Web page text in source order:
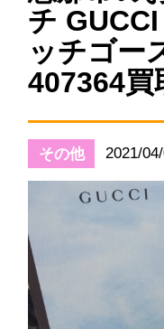
チ
ッチゴー
407364買
その他 2021/